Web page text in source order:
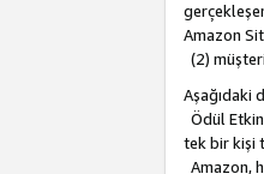
Amazon
(2)
Aşağıdaki
Ödül
tek bir kişi
Amazon,